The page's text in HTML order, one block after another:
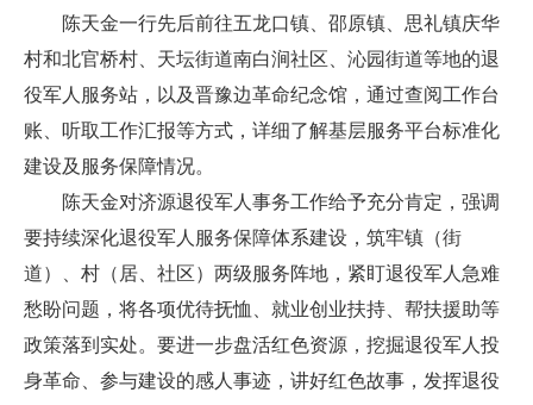
陈天金一行先后前往五龙口镇、邵原镇、思礼镇庆华
村和北官桥村、天坛街道南白涧社区、沁园街道等地的退
役军人服务站，以及晋豫边革命纪念馆，通过查阅工作台
账、听取工作汇报等方式，详细了解基层服务平台标准化
建设及服务保障情况。
陈天金对济源退役军人事务工作给予充分肯定，强调
要持续深化退役军人服务保障体系建设，筑牢镇（街
道）、村（居、社区）两级服务阵地，紧盯退役军人急难
愁盼问题，将各项优待抚恤、就业创业扶持、帮扶援助等
政策落到实处。要进一步盘活红色资源，挖掘退役军人投
身革命、参与建设的感人事迹，讲好红色故事，发挥退役